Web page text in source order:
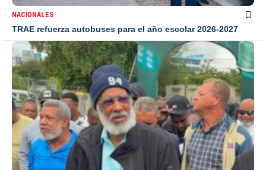
NACIONALES
TRAE refuerza autobuses para el año escolar 2026-2027